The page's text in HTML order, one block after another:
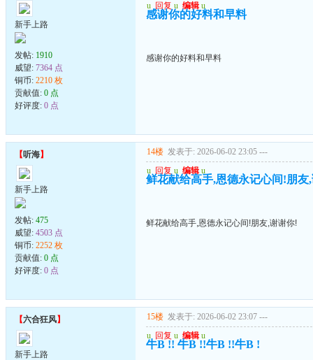
新手上路
发帖: 1910
威望: 7364 点
铜币: 2210 枚
贡献值: 0 点
好评度: 0 点
u 回复 u 编辑 u
感谢你的好料和早料
感谢你的好料和早料
【听海】
新手上路
发帖: 475
威望: 4503 点
铜币: 2252 枚
贡献值: 0 点
好评度: 0 点
14楼 发表于: 2026-06-02 23:05 ---
u 回复 u 编辑 u
鲜花献给高手,恩德永记心间!朋友
鲜花献给高手,恩德永记心间!朋友,谢谢你!
【六合狂风】
新手上路
15楼 发表于: 2026-06-02 23:07 ---
u 回复 u 编辑 u
牛B !! 牛B !!牛B !!牛B !